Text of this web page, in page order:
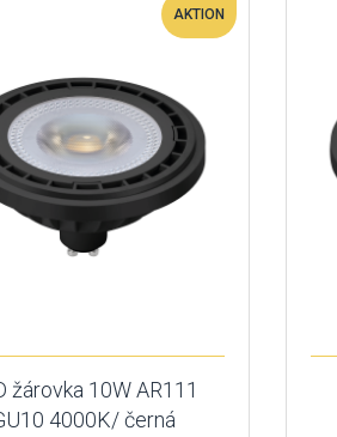
AKTION
žárovka 10W AR111
4000K/ černá